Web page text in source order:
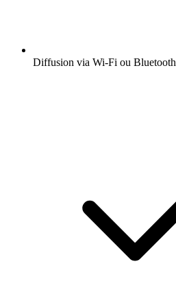
Diffusion via Wi-Fi ou Bluetooth